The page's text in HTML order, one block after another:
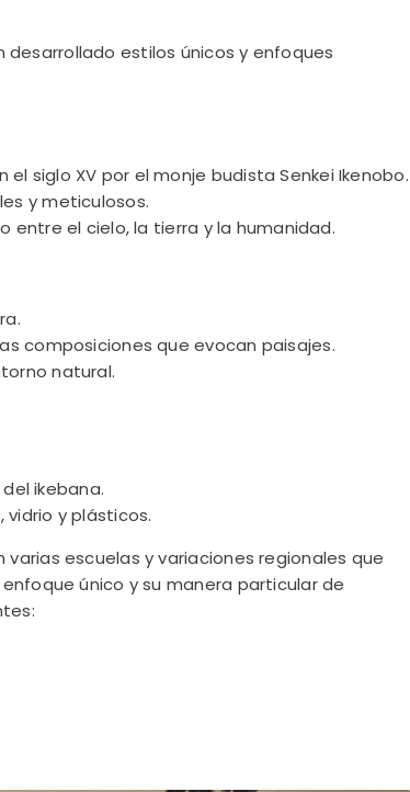
desarrollado estilos únicos y enfoques
siglo XV por el monje budista Senkei Ikenobo.
y meticulosos.
entre el cielo, la tierra y la humanidad.
composiciones que evocan paisajes.
natural.
ikebana.
y plásticos.
escuelas y variaciones regionales que
único y su manera particular de